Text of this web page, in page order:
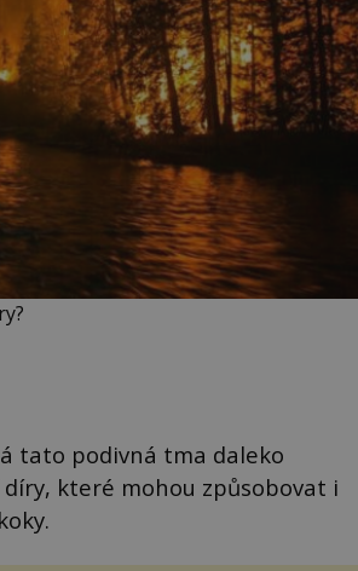
tato podivná tma daleko
které mohou způsobovat i